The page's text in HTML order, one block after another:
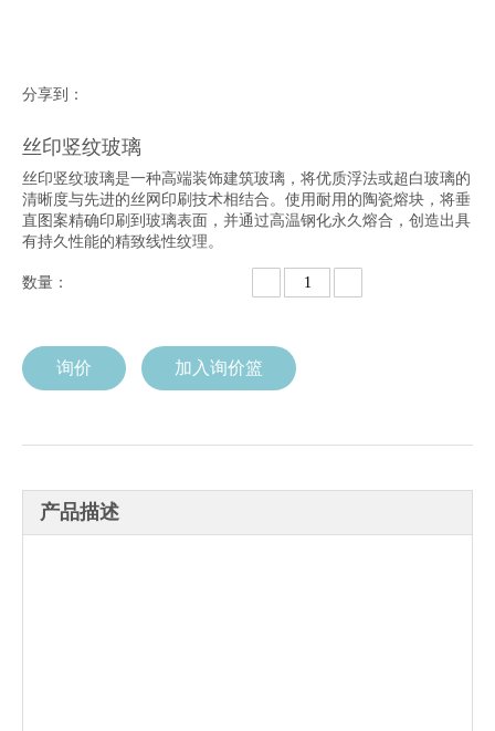
分享到：
丝印竖纹玻璃
丝印竖纹玻璃是一种高端装饰建筑玻璃，将优质浮法或超白玻璃的
清晰度与先进的丝网印刷技术相结合。使用耐用的陶瓷熔块，将垂
直图案精确印刷到玻璃表面，并通过高温钢化永久熔合，创造出具
有持久性能的精致线性纹理。
数量：
询价 加入询价篮
产品描述